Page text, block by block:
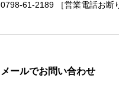
0798-61-2189 ［営業電話お断
メールでお問い合わせ